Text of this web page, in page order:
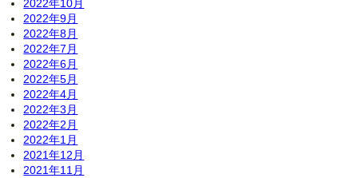
2022年10月
2022年9月
2022年8月
2022年7月
2022年6月
2022年5月
2022年4月
2022年3月
2022年2月
2022年1月
2021年12月
2021年11月